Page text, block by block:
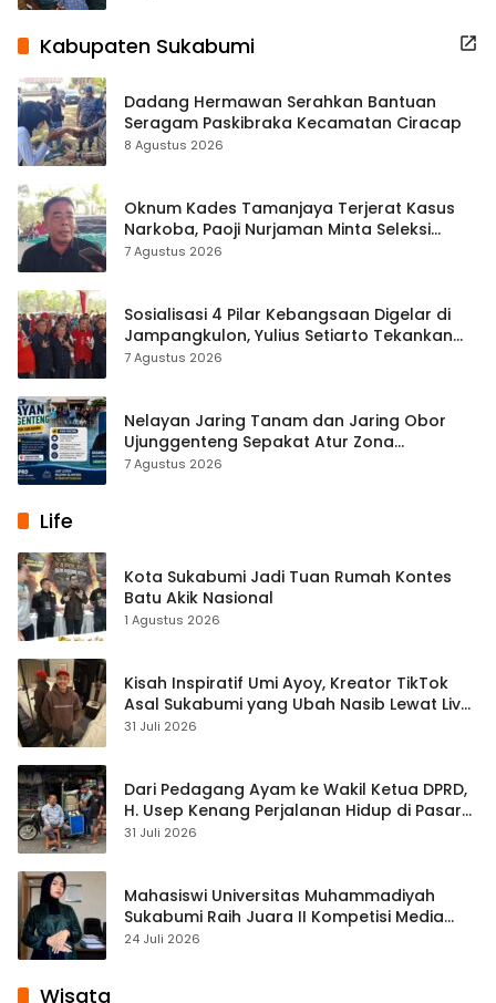
Kabupaten Sukabumi
Dadang Hermawan Serahkan Bantuan
Seragam Paskibraka Kecamatan Ciracap
8 Agustus 2026
Oknum Kades Tamanjaya Terjerat Kasus
Narkoba, Paoji Nurjaman Minta Seleksi
Calon Kades Diperketat
7 Agustus 2026
Sosialisasi 4 Pilar Kebangsaan Digelar di
Jampangkulon, Yulius Setiarto Tekankan
Pentingnya Persatuan
7 Agustus 2026
Nelayan Jaring Tanam dan Jaring Obor
Ujunggenteng Sepakat Atur Zona
Penangkapan
7 Agustus 2026
Life
Kota Sukabumi Jadi Tuan Rumah Kontes
Batu Akik Nasional
1 Agustus 2026
Kisah Inspiratif Umi Ayoy, Kreator TikTok
Asal Sukabumi yang Ubah Nasib Lewat Live
Streaming
31 Juli 2026
Dari Pedagang Ayam ke Wakil Ketua DPRD,
H. Usep Kenang Perjalanan Hidup di Pasar
Cisaat
31 Juli 2026
Mahasiswi Universitas Muhammadiyah
Sukabumi Raih Juara II Kompetisi Media
Pembelajaran Digital Tingkat Internasional
24 Juli 2026
Wisata